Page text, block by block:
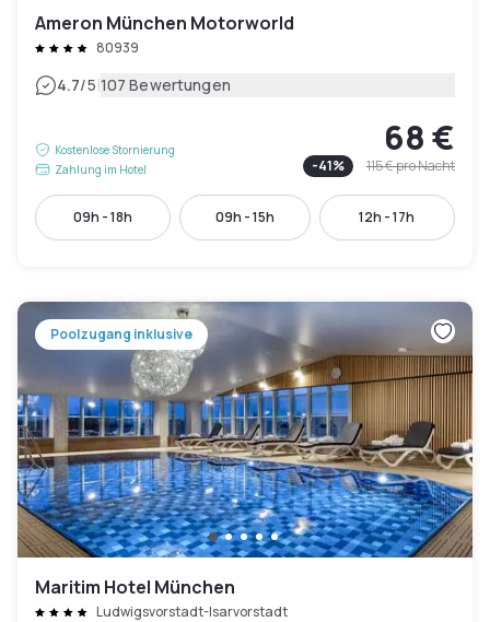
Ameron München Motorworld
80939
4.7/5|107 Bewertungen
Kostenlose Stornierung
Zahlung im Hotel
68 €
-41% 115 €pro Nacht
09h - 18h 09h - 15h 12h - 17h
Poolzugang inklusive
Maritim Hotel München
Ludwigsvorstadt-Isarvorstadt